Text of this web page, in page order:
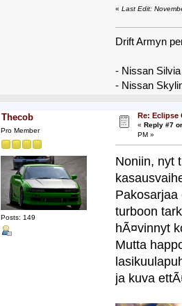
«Last Edit:
Drift Armyn
- Nissan
- Nissan
Thecob
Pro Member
Posts: 149
Re: Eclipse
« Reply #7
PM »
Noniin, nyt
turboon
hÃ¤vinnyt
Mutta
ja kuva